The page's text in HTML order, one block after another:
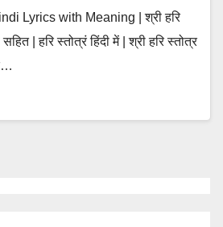
Lyrics with Meaning | श्री हरि
| हरि स्तोत्रं हिंदी में | श्री हरि स्तोत्र